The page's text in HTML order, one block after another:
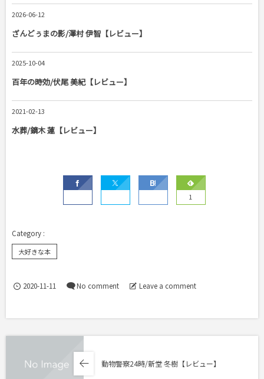
2026-06-12
ざんどぅまの影/澤村 伊智【レビュー】
2025-10-04
百年の時効/伏尾 美紀【レビュー】
2021-02-13
水葬/鏑木 蓮【レビュー】
1
大好きな本
2020-11-11 No comment Leave a comment
動物警察24時/新堂 冬樹【レビュー】